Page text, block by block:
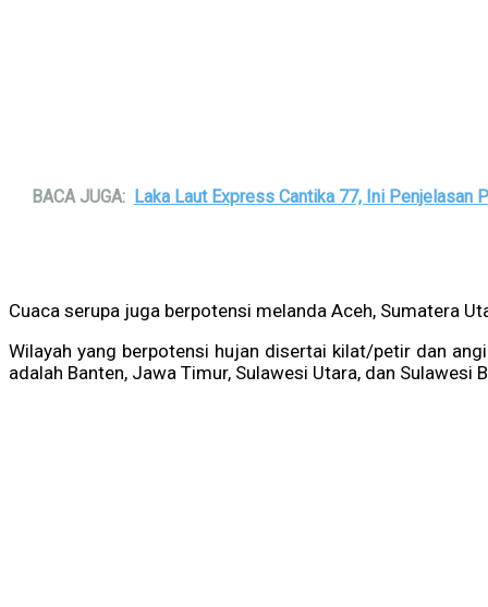
BACA JUGA: Laka Laut Express Cantika 77, Ini Penjelasan
Cuaca serupa juga berpotensi melanda Aceh, Sumatera
Wilayah yang berpotensi hujan disertai kilat/petir dan
adalah Banten, Jawa Timur, Sulawesi Utara, dan Sulawesi